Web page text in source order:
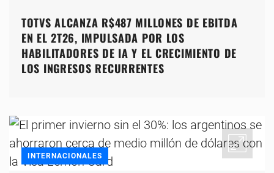
TOTVS ALCANZA R$487 MILLONES DE EBITDA
EN EL 2T26, IMPULSADA POR LOS
HABILITADORES DE IA Y EL CRECIMIENTO DE
LOS INGRESOS RECURRENTES
INTERNACIONALES